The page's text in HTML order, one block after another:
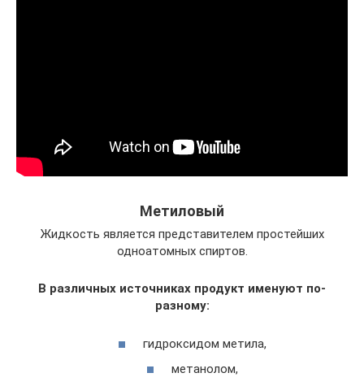
Метиловый
Жидкость является представителем простейших
одноатомных спиртов.
В различных источниках продукт именуют по-
разному:
гидроксидом метила,
метанолом,